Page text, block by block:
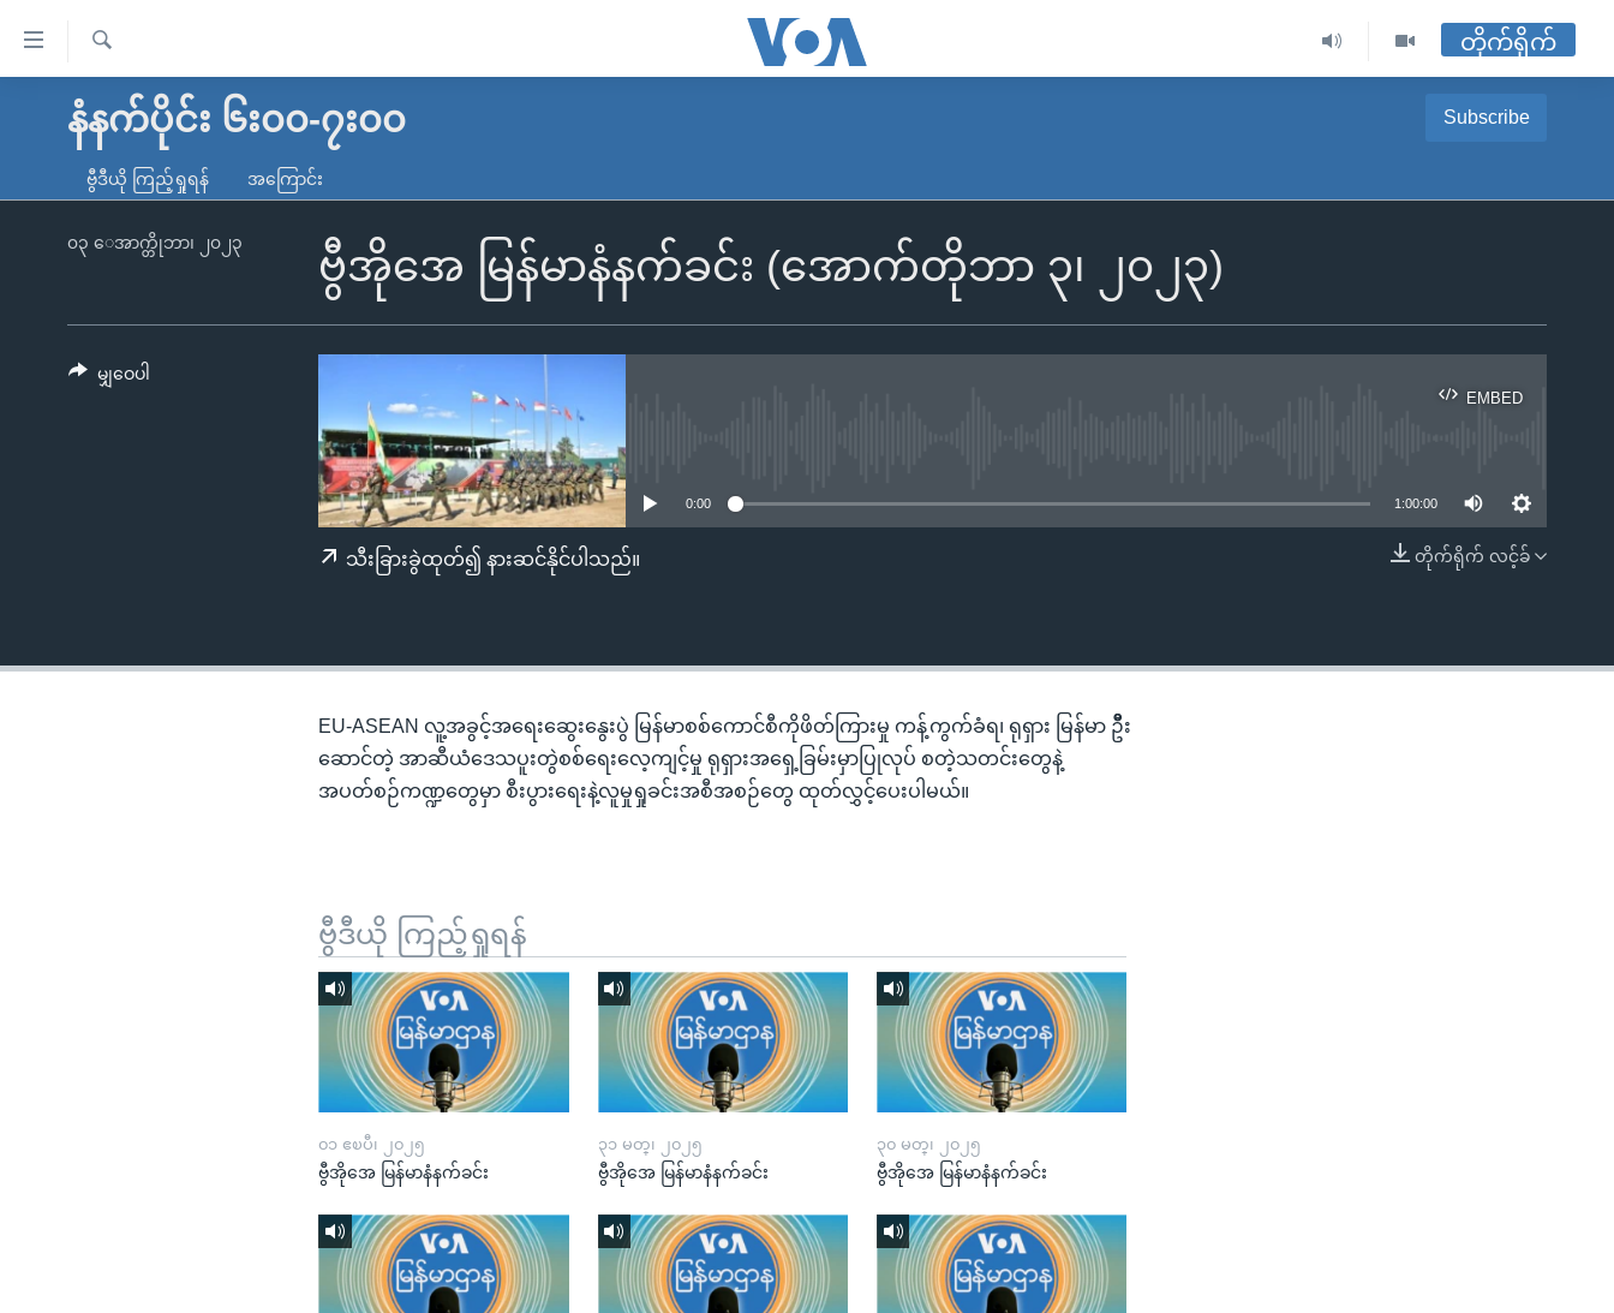
လွယ်ကူ
သည့်
ကျော်
မူလစာမျက်နှာ
ကမ္ဘာ့သတင်းများ
နိုင်ငံတကာ
တရုတ်
အစ္စရေး-ပါလက်စတိုင်း
ရပ်ဝန်းတခု လမ်းတခု အလွန်
အင်္ဂလိပ်စာလေ့လာမယ်
ရ
လာ
တိုက်ရိုက်
နံနက်ပိုင်း ၆း၀၀-၇း၀၀ Subscribe
Apple Podcasts
Spotify
ဗွီဒီယို ကြည့်ရှုရန် အကြောင်း
ဗွီအိုအေ မြန်မာနံနက်ခင်း (အောက်တိုဘာ ၃၊ ၂၀၂၃)
၀၃ ေအာက္တိုဘာ၊ ၂၀၂၃
EMBED
EMBED
0:00 1:00:00
တိုက်ရိုက် လင့်ခ်
သီးခြားခွဲထုတ်၍ နားဆင်နိုင်ပါသည်။
မျှဝေပါ
EU-ASEAN လူ့အခွင့်အရေးဆွေးနွေးပွဲ မြန်မာစစ်ကောင်စီကိုဖိတ်ကြားမှု ကန့်ကွက်ခံရ၊ ရုရှား မြန်မာ ဦီး
ဆောင်တဲ့ အာဆီယံဒေသပူးတွဲစစ်ရေးလေ့ကျင့်မှု ရုရှားအရှေ့ခြမ်းမှာပြုလုပ် စတဲ့သတင်းတွေနဲ့
အပတ်စဉ်ကဏ္ဍတွေမှာ စီးပွားရေးနဲ့လူမှုရှုခင်းအစီအစဉ်တွေ ထုတ်လွှင့်ပေးပါမယ်။
ဗွီဒီယို ကြည့်ရှုရန်
၀၁ ဧၿပီ၊ ၂၀၂၅
ဗွီအိုအေ မြန်မာနံနက်ခင်း
၃၁ မတ္၊ ၂၀၂၅
ဗွီအိုအေ မြန်မာနံနက်ခင်း
၃၀ မတ္၊ ၂၀၂၅
ဗွီအိုအေ မြန်မာနံနက်ခင်း